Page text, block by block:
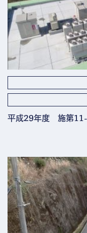
平成29年度 施第11-